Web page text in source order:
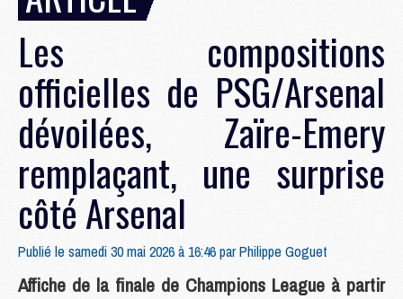
Les compositions
officielles de PSG/Arsenal
dévoilées, Zaïre-Emery
remplaçant, une surprise
côté Arsenal
Publié le samedi 30 mai 2026 à 16:46 parPhilippe Goguet
Affiche de la finale de Champions League à partir